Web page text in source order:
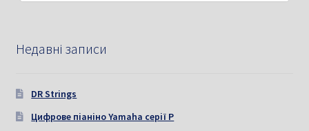
Недавні записи
DR Strings
Цифрове піаніно Yamaha серії P